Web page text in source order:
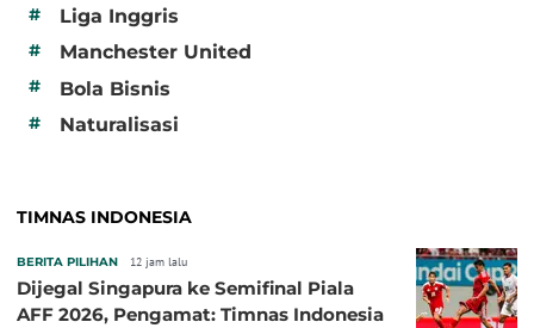
# Liga Inggris
# Manchester United
# Bola Bisnis
# Naturalisasi
TIMNAS INDONESIA
BERITA PILIHAN 12 jam lalu
Dijegal Singapura ke Semifinal Piala
AFF 2026, Pengamat: Timnas Indonesia